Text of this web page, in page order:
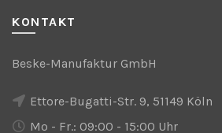
KONTAKT
Beske-Manufaktur GmbH
Ettore-Bugatti-Str. 9, 51149 Köln
Mo - Fr.: 09:00 - 15:00 Uhr